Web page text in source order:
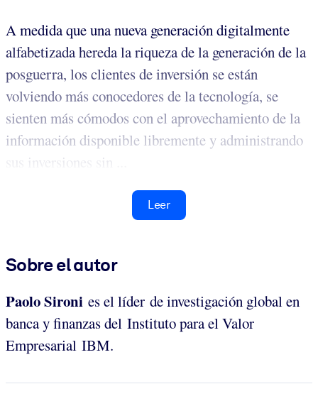
A medida que una nueva generación digitalmente
alfabetizada hereda la riqueza de la generación de la
posguerra, los clientes de inversión se están
volviendo más conocedores de la tecnología, se
sienten más cómodos con el aprovechamiento de la
información disponible libremente y administrando
sus inversiones sin ...
Leer
Sobre el autor
Paolo Sironi es el líder de investigación global en
banca y finanzas del Instituto para el Valor
Empresarial IBM.